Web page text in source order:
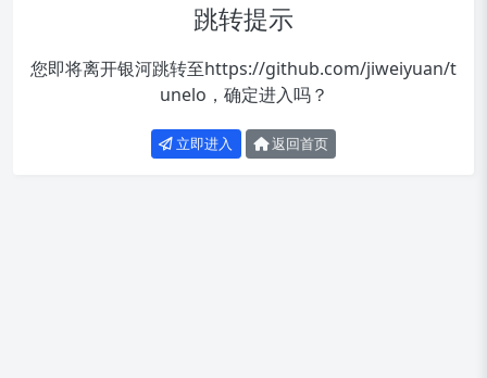
跳转提示
您即将离开银河跳转至https://github.com/jiweiyuan/t
unelo ，确定进入吗？
立即进入 返回首页